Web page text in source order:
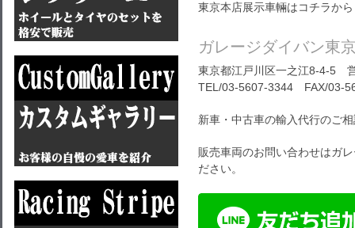
東京本店展示車輛はコチラか
ガレージダイバン東
東京都江戸川区一之江8-4-5
TEL/03-5607-3344 FAX/03-
新車・中古車の輸入代行のご
販売車両のお問い合わせはガ
ださい。